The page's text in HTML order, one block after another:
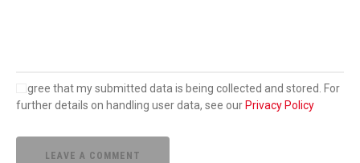
I agree that my submitted data is being collected and stored. For
further details on handling user data, see our Privacy Policy